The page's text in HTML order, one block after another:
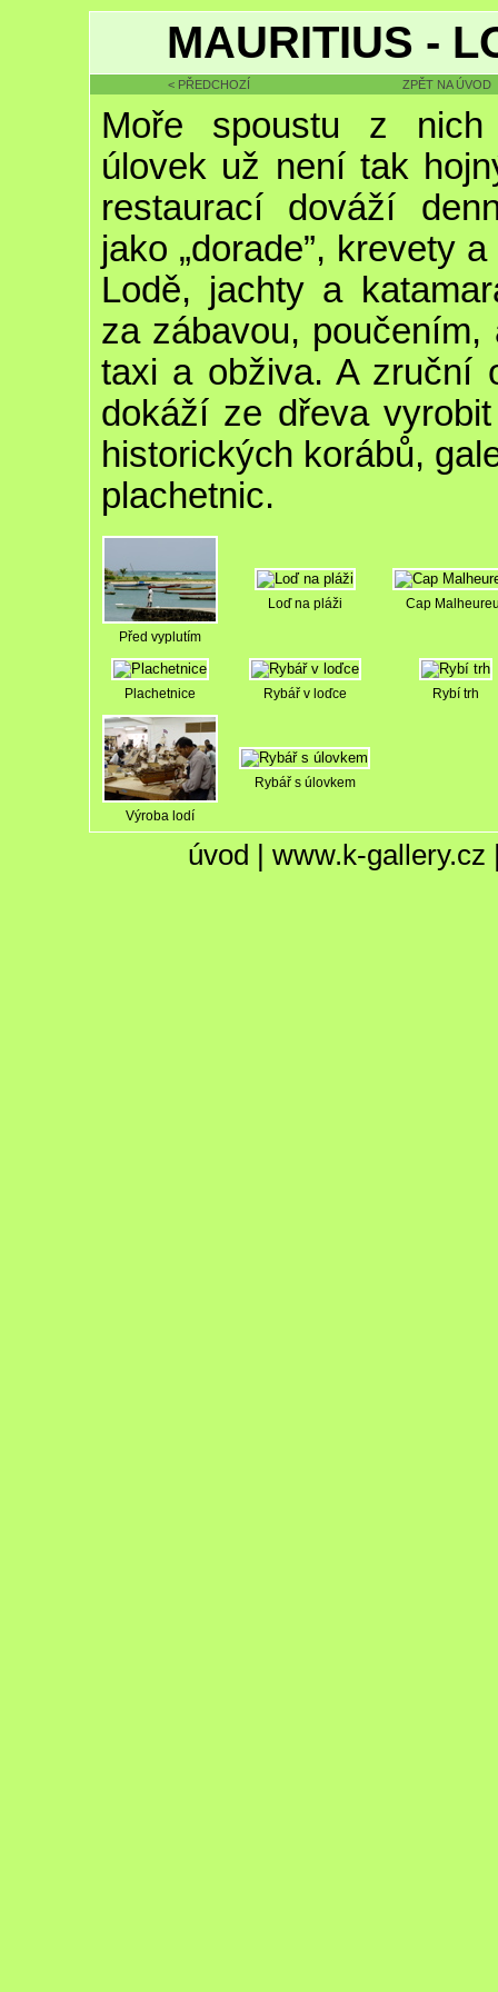
MAURITIUS -
< PŘEDCHOZÍ ZPĚT NA ÚVOD
Moře spoustu z
úlovek už není tak
restaurací dováží
jako „dorade”, krevety
Lodě, jachty a
za zábavou,
taxi a obživa. A zruční
dokáží ze dřeva
historických korábů,
plachetnic.
Před vyplutím
Loď na pláži Cap
Plachetnice Rybář v loďce Rybí trh
Výroba lodí
Rybář s úlovkem
úvod | www.k-gallery.cz